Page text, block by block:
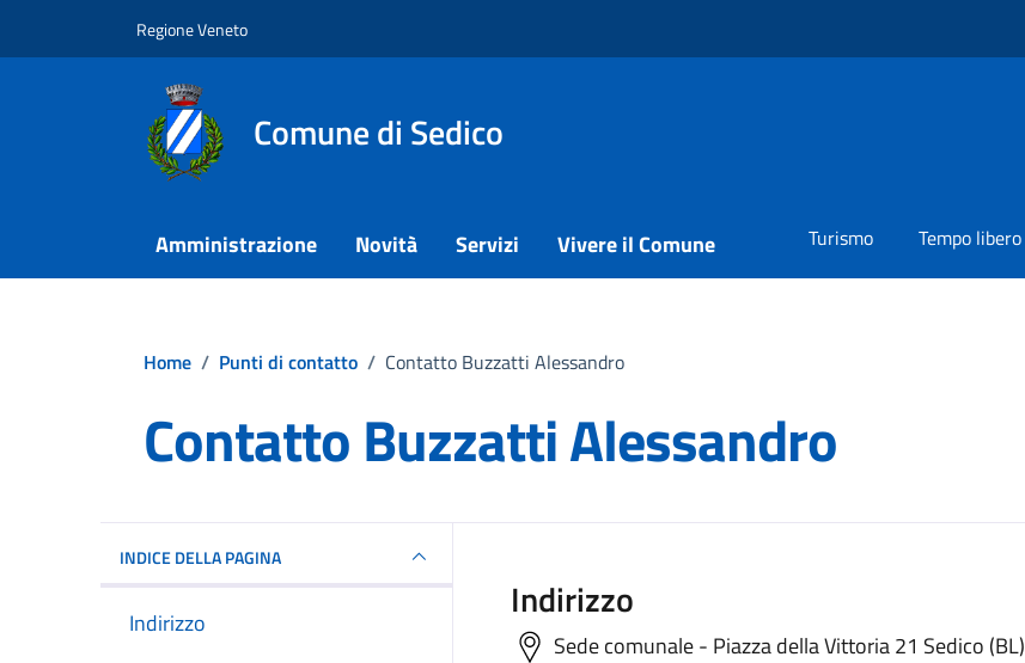
Regione Veneto
Comune di Sedico
Amministrazione Novità Servizi Vivere il Comune Turismo Tempo libero
Home / Punti di contatto / Contatto Buzzatti Alessandro
Contatto Buzzatti Alessandro
INDICE DELLA PAGINA
Indirizzo Indirizzo
Sede comunale - Piazza della Vittoria 21 Sedico (BL)